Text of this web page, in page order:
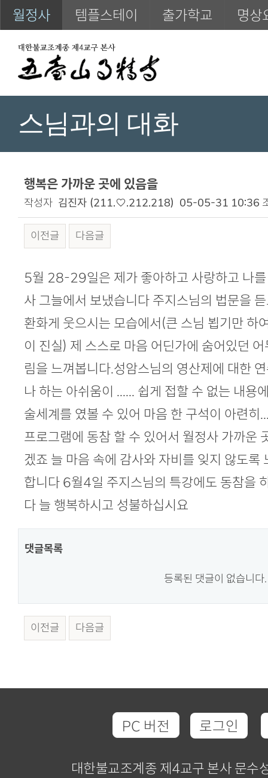
월정사 템플스테이 출가학교 명상
스님과의 대화
행복은 가까운 곳에 있음을
작성자 김진자 (211.♡.212.218) 05-05-31 10:36
이전글 다음글
본문
5월 28-29일은 제가 좋아하고 사랑하고 나
사 그늘에서 보냈습니다 주지스님의 법문을
환화게 웃으시는 모습에서(큰 스님 뵙기만 하
이 진실) 제 스스로 마음 어딘가에 숨어있던
림을 느껴봅니다.성암스님의 영산제에 대한
나 하는 아쉬움이 ...... 쉽게 접할 수 없는 내용
술세계를 였볼 수 있어 마음 한 구석이 아련히
프로그램에 동참 할 수 있어서 월정사 가까운
겠죠 늘 마음 속에 감사와 자비를 잊지 않도록
합니다 6월4일 주지스님의 특강에도 동참을
다 늘 행복하시고 성불하십시요
댓글목록
등록된 댓글이 없습니다.
이전글 다음글
PC 버전 로그인
대한불교조계종 제4교구 본사 문수